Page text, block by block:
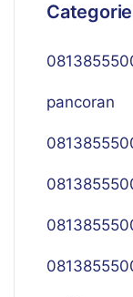
pancoran